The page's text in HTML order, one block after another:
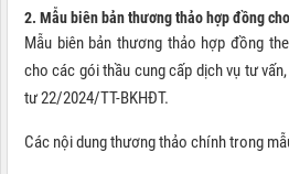
2. Mẫu biên bản thương thảo hợp đồng
Mẫu biên bản thương thảo hợp đồng
cho các gói thầu cung cấp dịch vụ tư
tư 22/2024/TT-BKHĐT.
Các nội dung thương thảo chính trong